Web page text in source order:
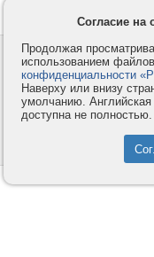
Контакты
Компания
Услуги
Как оплатить
© 2008-2026
Согласие на
Продолжая
использованием файлов
конфиденциальности
Наверху или внизу
умолчанию. Английская
доступна не полностью.